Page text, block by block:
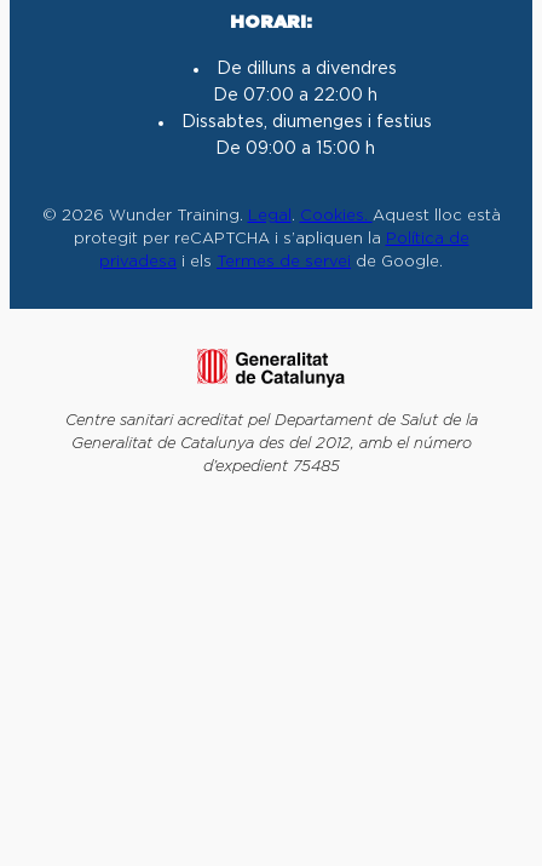
HORARI:
De dilluns a divendres
De 07:00 a 22:00 h
Dissabtes, diumenges i festius
De 09:00 a 15:00 h
© 2026 Wunder Training. Legal . Cookies. Aquest lloc està
protegit per reCAPTCHA i s’apliquen la Política de
privadesa i els Termes de servei de Google.
Centre sanitari acreditat pel Departament de Salut de la
Generalitat de Catalunya des del 2012, amb el número
d’expedient 75485